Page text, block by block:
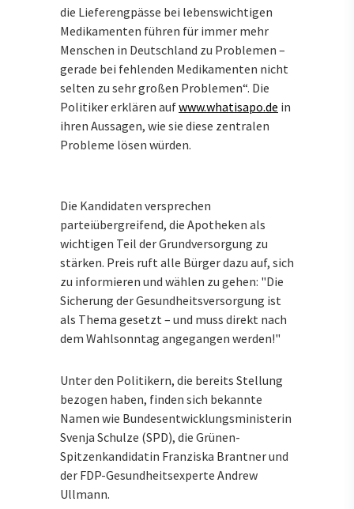
die Lieferengpässe bei lebenswichtigen
Medikamenten führen für immer mehr
Menschen in Deutschland zu Problemen –
gerade bei fehlenden Medikamenten nicht
selten zu sehr großen Problemen“. Die
Politiker erklären aufwww.whatisapo.de in
ihren Aussagen, wie sie diese zentralen
Probleme lösen würden.
Die Kandidaten versprechen
parteiübergreifend, die Apotheken als
wichtigen Teil der Grundversorgung zu
stärken. Preis ruft alle Bürger dazu auf, sich
zu informieren und wählen zu gehen: "Die
Sicherung der Gesundheitsversorgung ist
als Thema gesetzt – und muss direkt nach
dem Wahlsonntag angegangen werden!"
Unter den Politikern, die bereits Stellung
bezogen haben, finden sich bekannte
Namen wie Bundesentwicklungsministerin
Svenja Schulze (SPD), die Grünen-
Spitzenkandidatin Franziska Brantner und
der FDP-Gesundheitsexperte Andrew
Ullmann.